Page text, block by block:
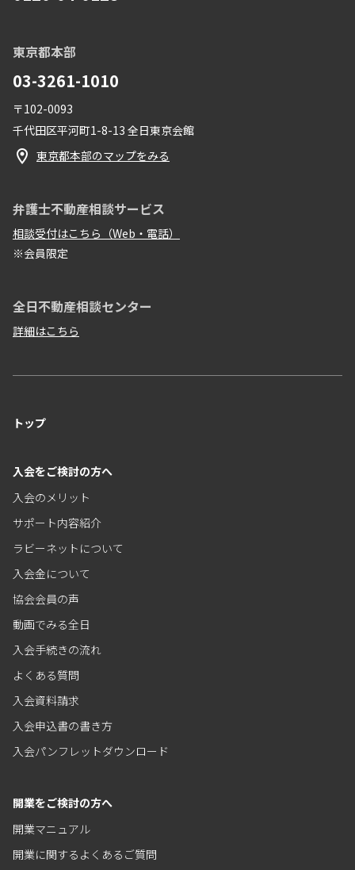
東京都本部
03-3261-1010
〒102-0093
千代田区平河町1-8-13 全日東京会館
東京都本部のマップをみる
弁護士不動産相談サービス
相談受付はこちら（Web・電話）
※会員限定
全日不動産相談センター
詳細はこちら
トップ
入会をご検討の方へ
入会のメリット
サポート内容紹介
ラビーネットについて
入会金について
協会会員の声
動画でみる全日
入会手続きの流れ
よくある質問
入会資料請求
入会申込書の書き方
入会パンフレットダウンロード
開業をご検討の方へ
開業マニュアル
開業に関するよくあるご質問